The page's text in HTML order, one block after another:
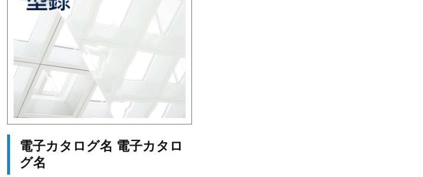
電子カタログ名 電子カタロ
グ名